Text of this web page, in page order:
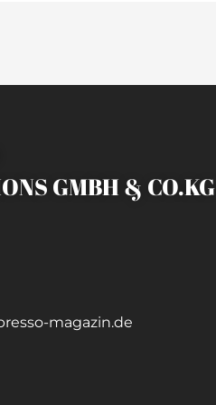
GMBH & CO.KG
magazin.de